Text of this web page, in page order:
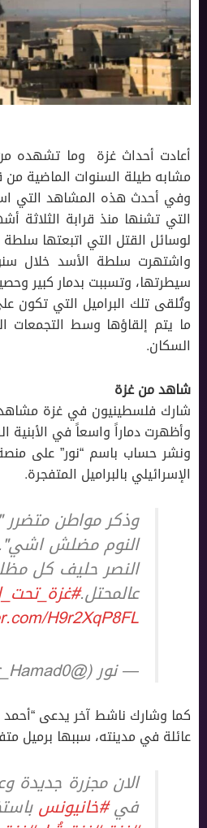
أعادت أحداث غزة وما تشهده
مشابه طيلة السنوات الماضية
وفي أحدث هذه المشاهد التي
التي تشنها منذ قرابة
لوسائل القتل التي اتبعتها
واشتهرت سلطة الأسد خلال
سيطرتها، وتسببت بدمار كبير
وتُلقى تلك البراميل التي
ما يتم إلقاؤها وسط
السكان.
شاهد من غزة
شارك فلسطينيون في غزة مشاهداً
وأظهرت دماراً واسعاً في الأبنية
الإسرائيلي بالبراميل المتفجرة.
وذكر مواطن
النوم مضلش
النصر حليف كل
عالمحتل.
H9r2XqP8FL
— نور (@Noor_Hamad0)
كما وشارك ناشط آخر يدعى
عائلة في مدينته، سببها برميل
الان مجزرة جديدة
في#خانيونس